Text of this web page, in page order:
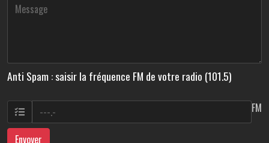
Anti Spam : saisir la fréquence FM de votre radio (101.5)
FM
Envoyer